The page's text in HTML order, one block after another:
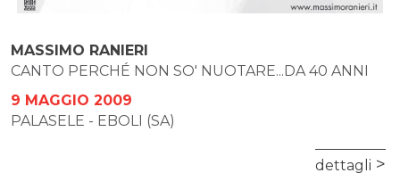
MASSIMO RANIERI
CANTO PERCHÉ NON SO' NUOTARE...DA 40 ANNI
9 MAGGIO 2009
PALASELE - EBOLI (SA)
dettagli